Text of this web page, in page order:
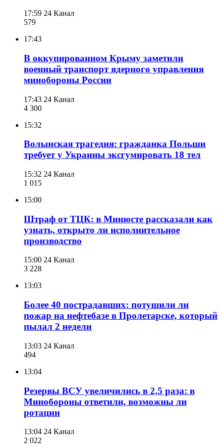
17:59 24 Канал
579
17:43
В оккупированном Крыму заметили
военный транспорт ядерного управления
минобороны России
17:43 24 Канал
4 300
15:32
Волынская трагедия: гражданка Польши
требует у Украины эксгумировать 18 тел
15:32 24 Канал
1 015
15:00
Штраф от ТЦК: в Минюсте рассказали как
узнать, открыто ли исполнительное
производство
15:00 24 Канал
3 228
13:03
Более 40 пострадавших: потушили ли
пожар на нефтебазе в Пролетарске, который
пылал 2 недели
13:03 24 Канал
494
13:04
Резервы ВСУ увеличились в 2,5 раза: в
Минобороны ответили, возможны ли
ротации
13:04 24 Канал
2 022